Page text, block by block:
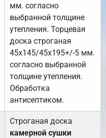
мм. согласно
выбранной толщине
утепления. Торцевая
доска строганая
45х145/45х195+/-5 мм.
согласно выбранной
толщине утепления.
Обработка
антисептиком.
Строганая доска
камерной сушки